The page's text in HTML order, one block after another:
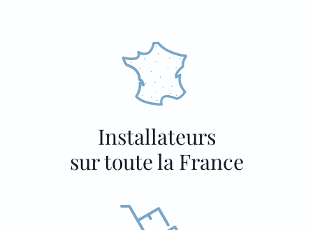
Installateurs
sur toute la France